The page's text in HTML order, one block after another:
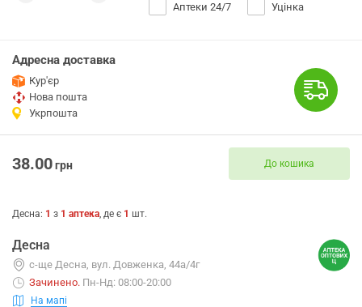
Аптеки 24/7 Уцінка
Адресна доставка
Кур'єр
Нова пошта
Укрпошта
38.00грн До кошика
Десна: 1 з 1 аптека, де є 1 шт.
Десна
с-ще Десна, вул. Довженка, 44а/4г
Зачинено. Пн-Нд: 08:00-20:00
На мапі